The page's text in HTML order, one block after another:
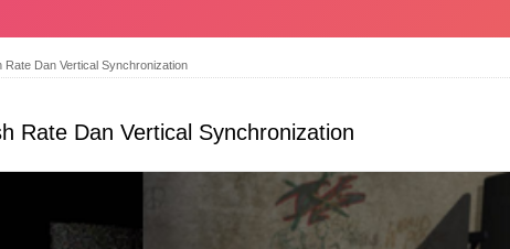
Dan Vertical Synchronization
Rate Dan Vertical Synchronization